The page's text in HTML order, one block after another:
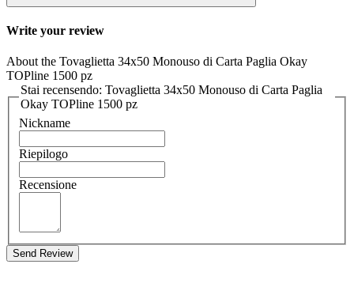
Write your review
About the Tovaglietta 34x50 Monouso di Carta Paglia Okay
TOPline 1500 pz
Stai recensendo: Tovaglietta 34x50 Monouso di Carta Paglia
Okay TOPline 1500 pz
Nickname
Riepilogo
Recensione
Send Review